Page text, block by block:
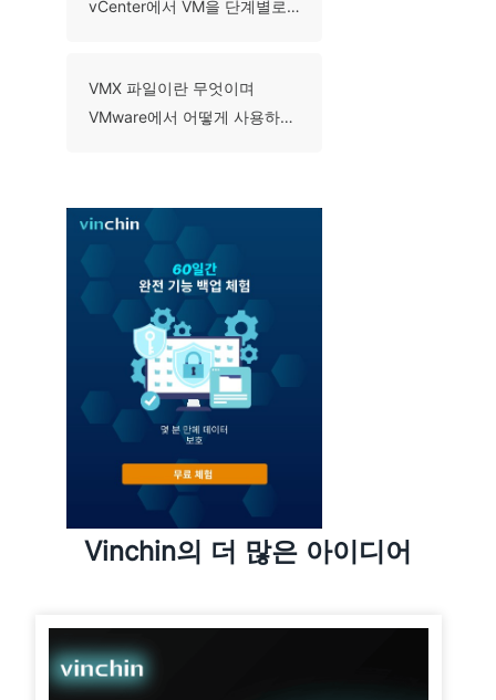
vCenter에서 VM을 단계별로
VMX 파일이란 무엇이며
VMware에서 어떻게 사용하나
Vinchin의 더 많은 아이디어